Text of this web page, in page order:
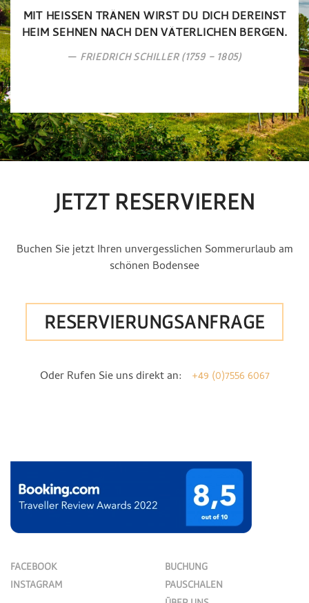
MIT HEISSEN TRÄNEN WIRST DU DICH DEREINST H
EIM SEHNEN NACH DEN VÄTERLICHEN BERGEN.
FRIEDRICH SCHILLER (1759 - 1805)
JETZT RESERVIEREN
Buchen Sie jetzt Ihren unvergesslichen Sommerurlaub am
schönen Bodensee
RESERVIERUNGSANFRAGE
Oder Rufen Sie uns direkt an: +49 (0)7556 6067
FACEBOOK
INSTAGRAM
BUCHUNG
PAUSCHALEN